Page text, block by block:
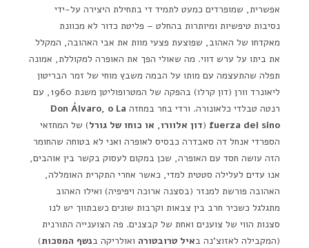
אפשרית, שמופרדים כמעט לתמיד די בתחילת היצירה על-ידי
נסיבות טיפשיות ומיותרות בהחלט – פליטת כדור לא מכוונת
מאקדחו של האהוב, שפוצעת פצעי מוות את אבי האהובה, המקלל
את ביתו על ערש דווי. מה שאולי הפך את האופרה למקוללת, אמונה
תפלה שהתעצמה עם מותו על הבמה משבץ מוחי של זמר הבריטון
ליאונרד וורן (דון קרלו) בהפקה של המטרופוליטן משנת 1960, עם
רנטה טבלדי כלאונורה. ורדי בחר במחזה Don Álvaro, o La
fuerza del sino
(דון אלוורו, או כוחו של גורל) של המחזאי
הספרדי אנחל דה סאבדרה כבסיס לאופרה ואני לא בטוחה שהחומר
הזה עושה חסד עם האופרה, שכן במקום לעסוק בקשר בין אוהבים,
אנו עדים לעלילה סטטית למדי, כאשר אחרי התקרית האומללה,
האהובה פורשת למנזר (בסצנה ארוכה ויפיפיה) ואילו האהוב
מתגלגל כשכיר חרב בין צבאות וקרבות שונים כשבתווך יש לנו
סצנות הווי של צוענים ואחת של קבצנים. פה הצוענייה התורנית
(המקבילה לאזוצ'נה באיל טרובטורה ואולריקה בנשף המסכות)